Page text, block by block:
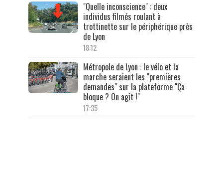
"Quelle inconscience" : deux
individus filmés roulant à
trottinette sur le périphérique près
de Lyon
18:12
Métropole de Lyon : le vélo et la
marche seraient les "premières
demandes" sur la plateforme "Ça
bloque ? On agit !"
17:35